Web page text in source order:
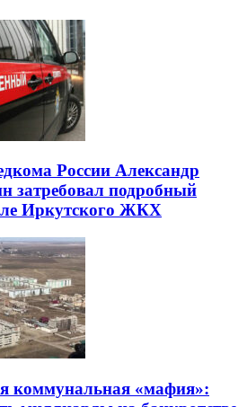
России Александр
затребовал подробный
Иркутского ЖКХ
коммунальная «мафия»: